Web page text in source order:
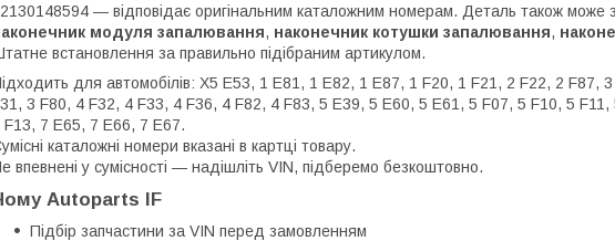
— відповідає оригінальним каталожним номерам. Деталь також може
модуля запалювання, наконечник котушки запалювання,
встановлення за правильно підібраним артикулом.
для автомобілів: X5 E53, 1 E81, 1 E82, 1 E87, 1 F20, 1 F21, 2 F22, 2 F87,
3 F80, 4 F32, 4 F33, 4 F36, 4 F82, 4 F83, 5 E39, 5 E60, 5 E61, 5 F07, 5 F10, 5
F13, 7 E65, 7 E66, 7 E67.
каталожні номери вказані в картці товару.
впевнені у сумісності — надішліть VIN, підберемо безкоштовно.
Autoparts IF
Підбір запчастини за VIN перед замовленням